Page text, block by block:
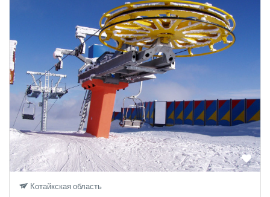
Котайкская область